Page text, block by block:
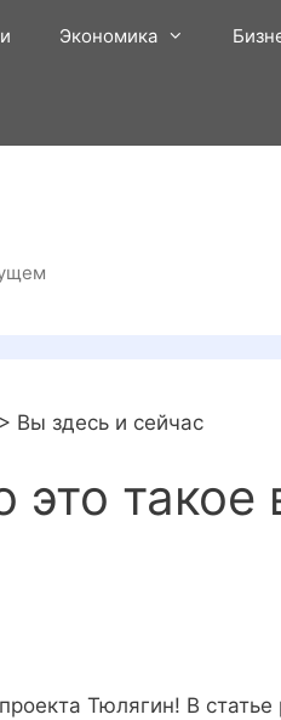
Экономика
> Вы здесь и сейчас
это такое
Тюлягин! В статье